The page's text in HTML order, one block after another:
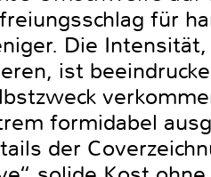
für
Die
ist
formidabel
der